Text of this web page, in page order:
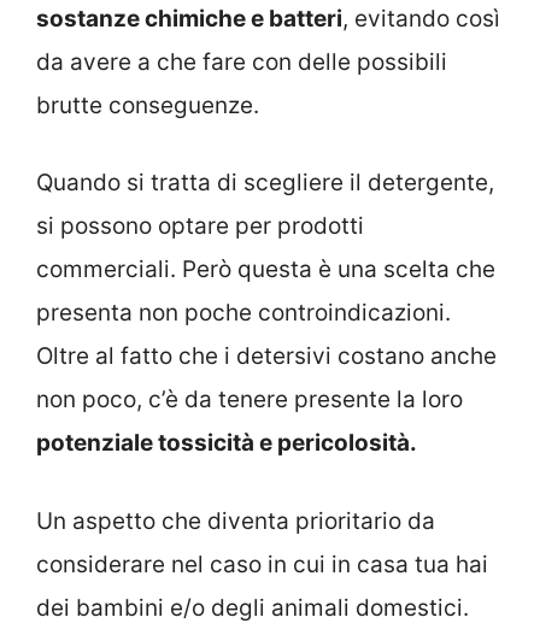
sostanze chimiche e batteri, evitando così
da avere a che fare con delle possibili
brutte conseguenze.
Quando si tratta di scegliere il detergente,
si possono optare per prodotti
commerciali. Però questa è una scelta che
presenta non poche controindicazioni.
Oltre al fatto che i detersivi costano anche
non poco, c’è da tenere presente la loro
potenziale tossicità e pericolosità.
Un aspetto che diventa prioritario da
considerare nel caso in cui in casa tua hai
dei bambini e/o degli animali domestici.